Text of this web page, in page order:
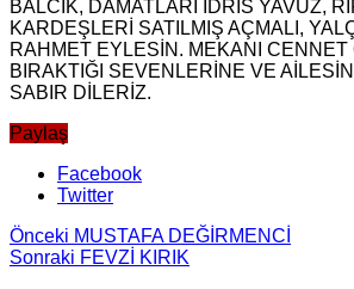
BALCIK, DAMATLARI İDRİS YAVUZ,
KARDEŞLERİ SATILMIŞ AÇMALI,
RAHMET EYLESİN. MEKANI CENNET
BIRAKTIĞI SEVENLERİNE VE
SABIR DİLERİZ.
Paylaş
Facebook
Twitter
Önceki MUSTAFA DEĞİRMENCİ
Sonraki FEVZİ KIRIK